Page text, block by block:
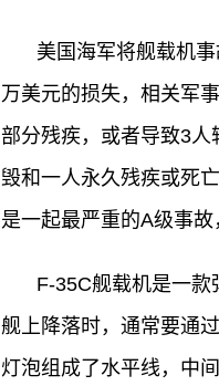
美国海军将舰载机
万美元的损失，相关军
部分残疾，或者导致3
毁和一人永久残疾或死
是一起最严重的A级事故
F-35C舰载机是一
舰上降落时，通常要通
灯泡组成了水平线，中